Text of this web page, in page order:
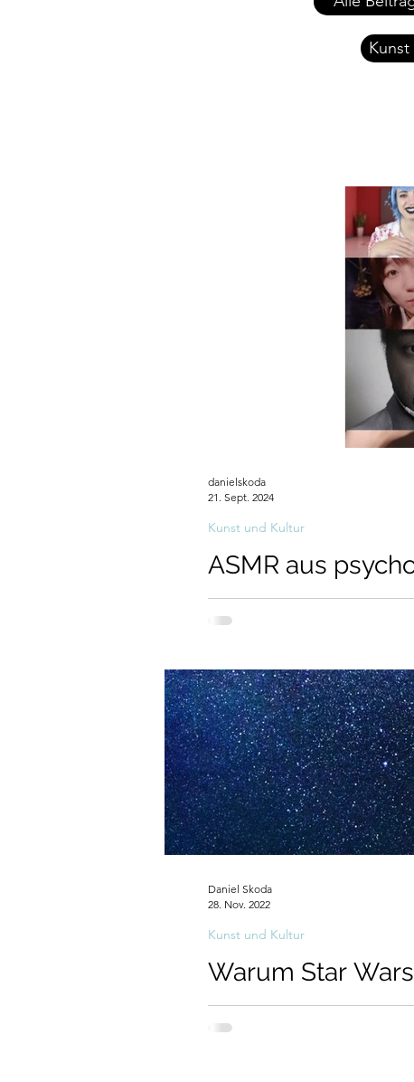
ASMR aus
ASMR, Sexualtheorie, Internet,
Kunst und Kultur
danielskoda
21. Sept. 2024
Warum Star
Warum lässt uns Star Wars
Kunst und Kultur
Daniel Skoda
28. Nov. 2022